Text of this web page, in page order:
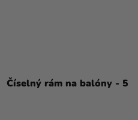
Číselný rám na balóny - 5